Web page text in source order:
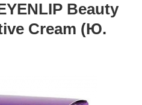
Beauty
Cream (Ю.